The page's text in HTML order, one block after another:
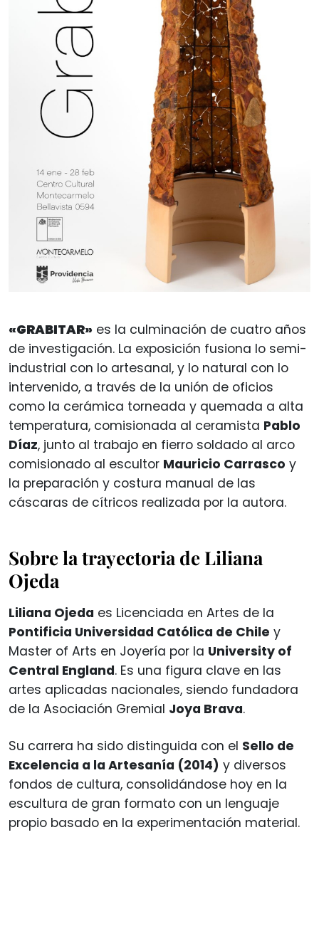
«GRABITAR» es la culminación de cuatro años
de investigación. La exposición fusiona lo semi-
industrial con lo artesanal, y lo natural con lo
intervenido, a través de la unión de oficios
como la cerámica torneada y quemada a alta
temperatura, comisionada al ceramista Pablo
Díaz, junto al trabajo en fierro soldado al arco
comisionado al escultor Mauricio Carrasco y
la preparación y costura manual de las
cáscaras de cítricos realizada por la autora.
Sobre la trayectoria de Liliana
Ojeda
Liliana Ojeda es Licenciada en Artes de la
Pontificia Universidad Católica de Chile y
Master of Arts en Joyería por la University of
Central England. Es una figura clave en las
artes aplicadas nacionales, siendo fundadora
de la Asociación Gremial Joya Brava.
Su carrera ha sido distinguida con el Sello de
Excelencia a la Artesanía (2014) y diversos
fondos de cultura, consolidándose hoy en la
escultura de gran formato con un lenguaje
propio basado en la experimentación material.